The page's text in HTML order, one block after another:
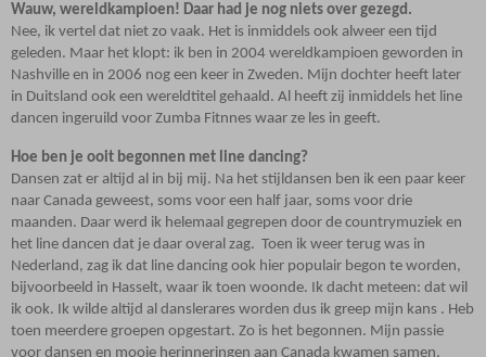
Wauw, wereldkampioen! Daar had je nog niets over gezegd.
Nee, ik vertel dat niet zo vaak. Het is inmiddels ook alweer een tijd
geleden. Maar het klopt: ik ben in 2004 wereldkampioen geworden in
Nashville en in 2006 nog een keer in Zweden. Mijn dochter heeft later
in Duitsland ook een wereldtitel gehaald. Al heeft zij inmiddels het line
dancen ingeruild voor Zumba Fitnnes waar ze les in geeft.
Hoe ben je ooit begonnen met line dancing?
Dansen zat er altijd al in bij mij. Na het stijldansen ben ik een paar keer
naar Canada geweest, soms voor een half jaar, soms voor drie
maanden. Daar werd ik helemaal gegrepen door de countrymuziek en
het line dancen dat je daar overal zag. Toen ik weer terug was in
Nederland, zag ik dat line dancing ook hier populair begon te worden,
bijvoorbeeld in Hasselt, waar ik toen woonde. Ik dacht meteen: dat wil
ik ook. Ik wilde altijd al danslerares worden dus ik greep mijn kans . Heb
toen meerdere groepen opgestart. Zo is het begonnen. Mijn passie
voor dansen en mooie herinneringen aan Canada kwamen samen.